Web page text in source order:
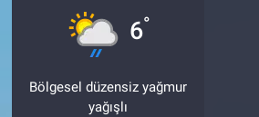
6°
Bölgesel düzensiz yağmur
yağışlı